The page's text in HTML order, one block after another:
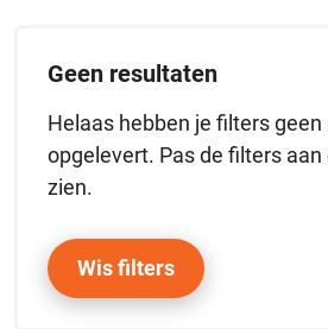
Geen resultaten
Helaas hebben je filters
opgelevert. Pas de filters
zien.
Wis filters